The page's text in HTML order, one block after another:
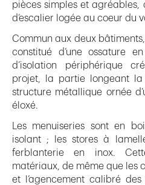
pièces simples et
d’escalier logée au coeur du
Commun aux deux
constitué d’une ossature
d’isolation périphérique
projet, la partie longeant la
structure métallique ornée
éloxé.
Les menuiseries sont en
isolant ; les stores à
ferblanterie en inox.
matériaux, de même que les
et l’agencement calibré